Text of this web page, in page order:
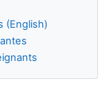
(English)